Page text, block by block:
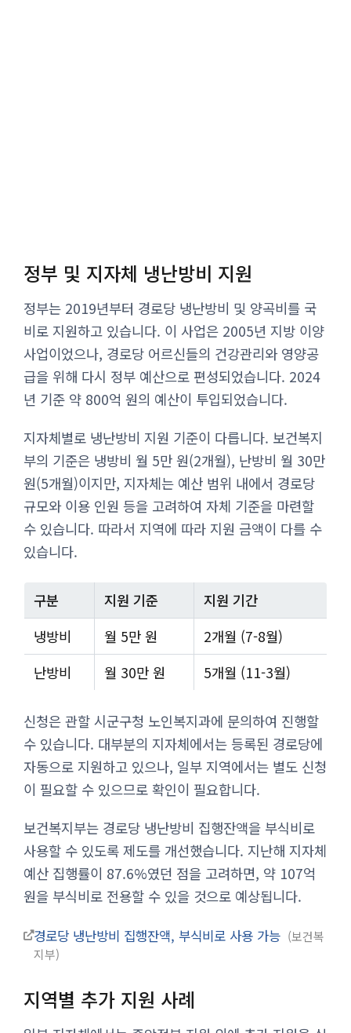
정부 및 지자체 냉난방비 지원
정부는 2019년부터 경로당 냉난방비 및 양곡비를 국
비로 지원하고 있습니다. 이 사업은 2005년 지방 이양
사업이었으나, 경로당 어르신들의 건강관리와 영양공
급을 위해 다시 정부 예산으로 편성되었습니다. 2024
년 기준 약 800억 원의 예산이 투입되었습니다.
지자체별로 냉난방비 지원 기준이 다릅니다. 보건복지
부의 기준은 냉방비 월 5만 원(2개월), 난방비 월 30만
원(5개월)이지만, 지자체는 예산 범위 내에서 경로당
규모와 이용 인원 등을 고려하여 자체 기준을 마련할
수 있습니다. 따라서 지역에 따라 지원 금액이 다를 수
있습니다.
구분 지원 기준
지원 기간
냉방비
월 5만 원
2개월 (7-8월)
난방비
월 30만 원 5개월 (11-3월)
신청은 관할 시군구청 노인복지과에 문의하여 진행할
수 있습니다. 대부분의 지자체에서는 등록된 경로당에
자동으로 지원하고 있으나, 일부 지역에서는 별도 신청
이 필요할 수 있으므로 확인이 필요합니다.
보건복지부는 경로당 냉난방비 집행잔액을 부식비로
사용할 수 있도록 제도를 개선했습니다. 지난해 지자체
예산 집행률이 87.6%였던 점을 고려하면, 약 107억
원을 부식비로 전용할 수 있을 것으로 예상됩니다.
경로당 냉난방비 집행잔액, 부식비로 사용 가능
보건복
지부
지역별 추가 지원 사례